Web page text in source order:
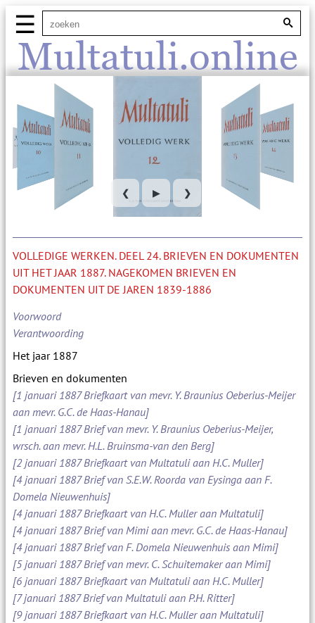
Multatuli.online
☰
❮ ▶ ❯
VOLLEDIGE WERKEN. DEEL 24. BRIEVEN EN DOKUMENTEN
UIT HET JAAR 1887. NAGEKOMEN BRIEVEN EN
DOKUMENTEN UIT DE JAREN 1839-1886
Voorwoord
Verantwoording
Het jaar 1887
Brieven en dokumenten
[1 januari 1887 Briefkaart van mevr. Y. Braunius Oeberius-Meijer
aan mevr. G.C. de Haas-Hanau]
[1 januari 1887 Brief van mevr. Y. Braunius Oeberius-Meijer,
wrsch. aan mevr. H.L. Bruinsma-van den Berg]
[2 januari 1887 Briefkaart van Multatuli aan H.C. Muller]
[4 januari 1887 Brief van S.E.W. Roorda van Eysinga aan F.
Domela Nieuwenhuis]
[4 januari 1887 Briefkaart van H.C. Muller aan Multatuli]
[4 januari 1887 Brief van Mimi aan mevr. G.C. de Haas-Hanau]
[4 januari 1887 Brief van F. Domela Nieuwenhuis aan Mimi]
[5 januari 1887 Brief van mevr. C. Schuitemaker aan Mimi]
[6 januari 1887 Briefkaart van Multatuli aan H.C. Muller]
[7 januari 1887 Brief van Multatuli aan P.H. Ritter]
[9 januari 1887 Briefkaart van H.C. Muller aan Multatuli]